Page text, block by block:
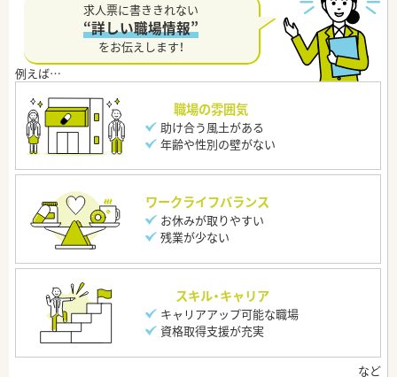
求人票に書ききれない
“詳しい職場情報”
をお伝えします！
職場の雰囲気
助け合う風土がある
年齢や性別の壁がない
ワークライフバランス
お休みが取りやすい
残業が少ない
スキル・キャリア
キャリアアップ可能な職場
資格取得支援が充実